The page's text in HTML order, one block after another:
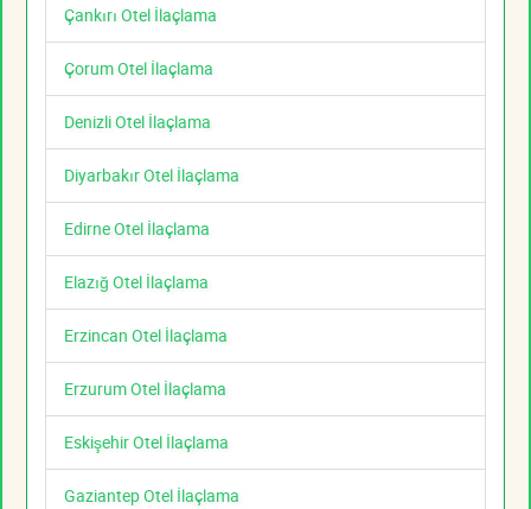
Çankırı Otel İlaçlama
Çorum Otel İlaçlama
Denizli Otel İlaçlama
Diyarbakır Otel İlaçlama
Edirne Otel İlaçlama
Elazığ Otel İlaçlama
Erzincan Otel İlaçlama
Erzurum Otel İlaçlama
Eskişehir Otel İlaçlama
Gaziantep Otel İlaçlama